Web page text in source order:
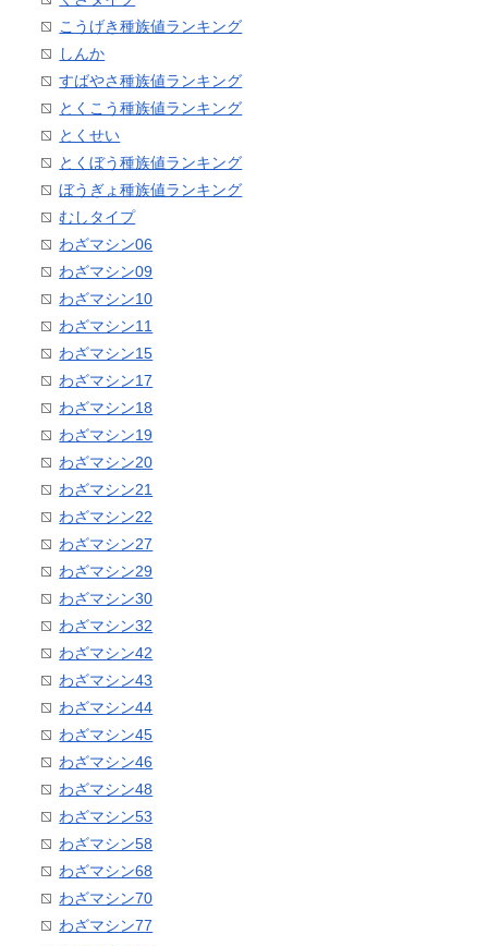
こうげき種族値ランキング
しんか
すばやさ種族値ランキング
とくこう種族値ランキング
とくせい
とくぼう種族値ランキング
ぼうぎょ種族値ランキング
むしタイプ
わざマシン06
わざマシン09
わざマシン10
わざマシン11
わざマシン15
わざマシン17
わざマシン18
わざマシン19
わざマシン20
わざマシン21
わざマシン22
わざマシン27
わざマシン29
わざマシン30
わざマシン32
わざマシン42
わざマシン43
わざマシン44
わざマシン45
わざマシン46
わざマシン48
わざマシン53
わざマシン58
わざマシン68
わざマシン70
わざマシン77